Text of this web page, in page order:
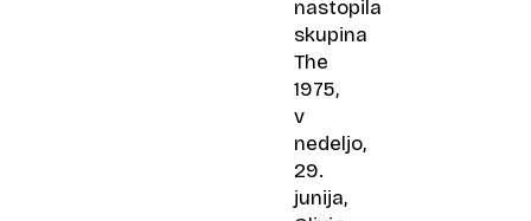
nastopila
skupina
The
1975,
v
nedeljo,
29.
junija,